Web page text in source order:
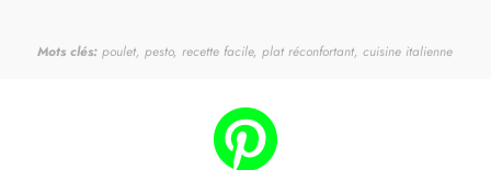
Mots clés: poulet, pesto, recette facile, plat réconfortant, cuisine italienne